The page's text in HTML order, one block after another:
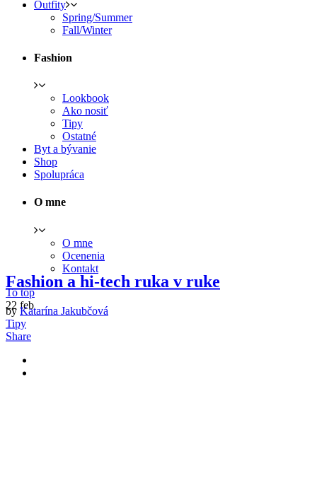
Outfity
Spring/Summer
Fall/Winter
Fashion
Lookbook
Ako nosiť
Tipy
Ostatné
Byt a bývanie
Shop
Spolupráca
O mne
O mne
Ocenenia
Kontakt
To top
22 feb
Fashion a hi-tech ruka v ruke
by Katarína Jakubčová
Tipy
Share